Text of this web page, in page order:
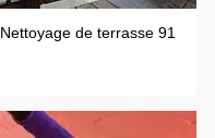
Nettoyage de terrasse 91